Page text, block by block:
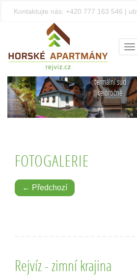
Kontaktujte nás: +420 777 163 546 |
Privátní
uprostřed
Jeseníků
termální sud
celoročně
Předchozí
FOTOGALERIE
← Předchozí
Rejvíz - zimní krajina